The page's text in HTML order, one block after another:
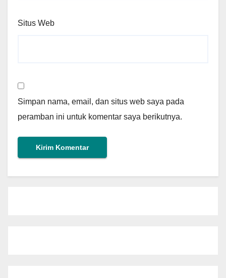
Situs Web
Simpan nama, email, dan situs web saya pada
peramban ini untuk komentar saya berikutnya.